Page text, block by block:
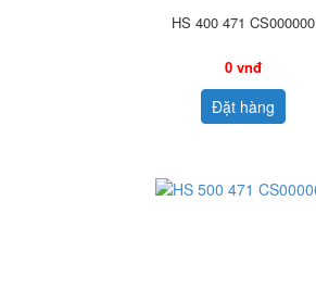
HS 400 471 CS000000
0 vnđ
Đặt hàng